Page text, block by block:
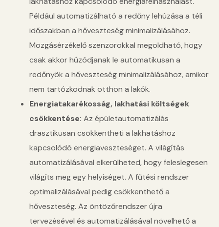
Például automatizálható a redőny lehúzása a téli
időszakban a hőveszteség minimalizálásához.
Mozgásérzékelő szenzorokkal megoldható, hogy
csak akkor húzódjanak le automatikusan a
redőnyök a hőveszteség minimalizálásához, amikor
nem tartózkodnak otthon a lakók.
Energiatakarékosság, lakhatási költségek
csökkentése: Az épületautomatizálás
drasztikusan csökkentheti a lakhatáshoz
kapcsolódó energiaveszteséget. A világítás
automatizálásával elkerülheted, hogy feleslegesen
világíts meg egy helyiséget. A fűtési rendszer
optimalizálásával pedig csökkenthető a
hőveszteség. Az öntözőrendszer újra
tervezésével és automatizálásával növelhető a